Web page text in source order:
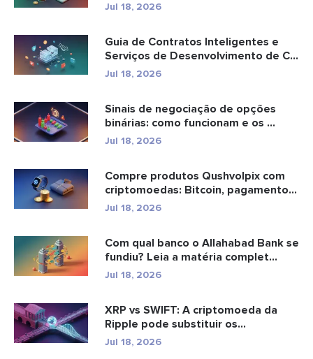
Jul 18, 2026
Guia de Contratos Inteligentes e
Serviços de Desenvolvimento de C...
Jul 18, 2026
Sinais de negociação de opções
binárias: como funcionam e os ...
Jul 18, 2026
Compre produtos Qushvolpix com
criptomoedas: Bitcoin, pagamentos
e...
Jul 18, 2026
Com qual banco o Allahabad Bank se
fundiu? Leia a matéria complet...
Jul 18, 2026
XRP vs SWIFT: A criptomoeda da
Ripple pode substituir os
pagamento...
Jul 18, 2026